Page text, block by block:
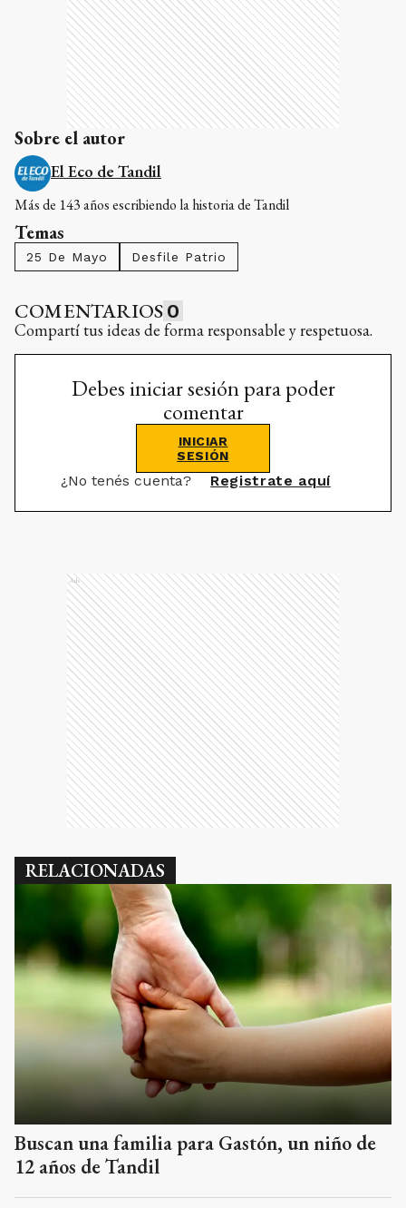
Sobre el autor
El Eco de Tandil
Más de 143 años escribiendo la historia de Tandil
Temas
25 De Mayo Desfile Patrio
COMENTARIOS 0
Compartí tus ideas de forma responsable y respetuosa.
Debes iniciar sesión para poder
comentar
INICIAR
SESIÓN
¿No tenés cuenta? Registrate aquí
Ads
RELACIONADAS
Buscan una familia para Gastón, un niño de
12 años de Tandil